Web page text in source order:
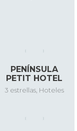
PENÍNSULA
PETIT HOTEL
3 estrellas Hoteles